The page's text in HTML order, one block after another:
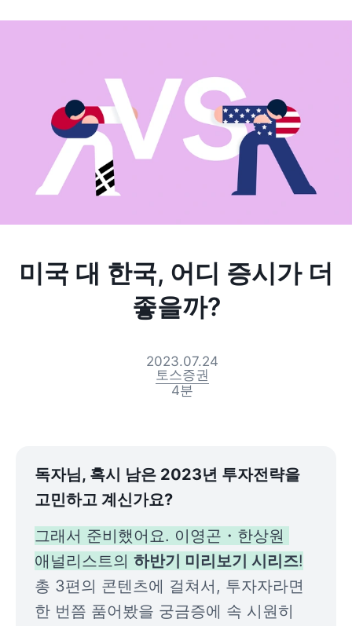
미국 대 한국, 어디 증시가 더
좋을까?
2023.07.24
토스증권
4분
독자님, 혹시 남은 2023년 투자전략을
고민하고 계신가요?
그래서 준비했어요. 이영곤・한상원
애널리스트의 하반기 미리보기 시리즈
총 3편의 콘텐츠에 걸쳐서, 투자자라면
한 번쯤 품어봤을 궁금증에 속 시원히